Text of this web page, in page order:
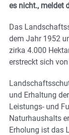
es nicht., meldet
Das
dem Jahr 1952
zirka 4.000
erstreckt sich
und Erhaltung
Leistungs- und
Naturhaushalts
Erholung ist das